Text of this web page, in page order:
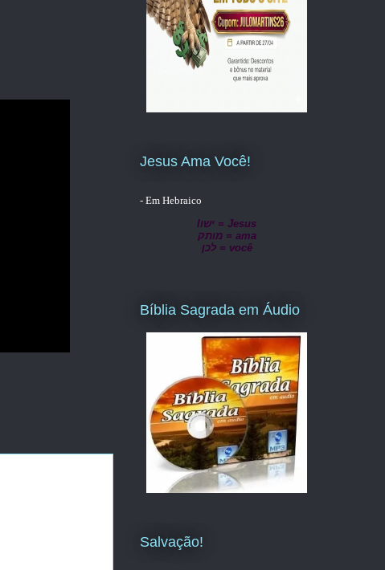
Jesus Ama Você!
- Em Hebraico
lישו = Jesus
מותק = ama
לכן = você
Bíblia Sagrada em Áudio
Salvação!